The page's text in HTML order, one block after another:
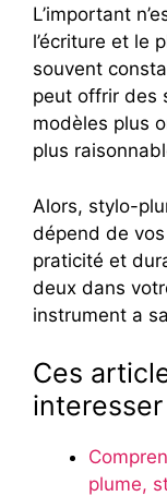
L’important
l’écriture et le
souvent
peut offrir des
modèles plus
plus
Alors, stylo-
dépend de
praticité et
deux dans
instrument a
Ces
interesser
plume,